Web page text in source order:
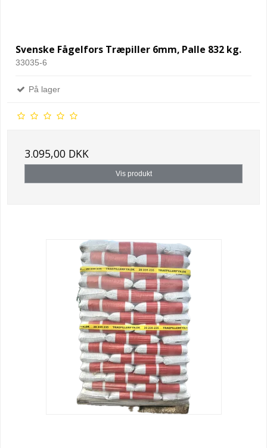
Svenske Fågelfors Træpiller 6mm, Palle 832 kg.
33035-6
På lager
3.095,00 DKK
Vis produkt